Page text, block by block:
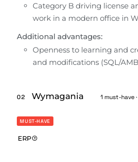
Category B driving license
work in a modern office in
Additional advantages:
Openness to learning and
and modifications (SQL/
02 Wymagania 1 must-have
MUST-HAVE
ERP